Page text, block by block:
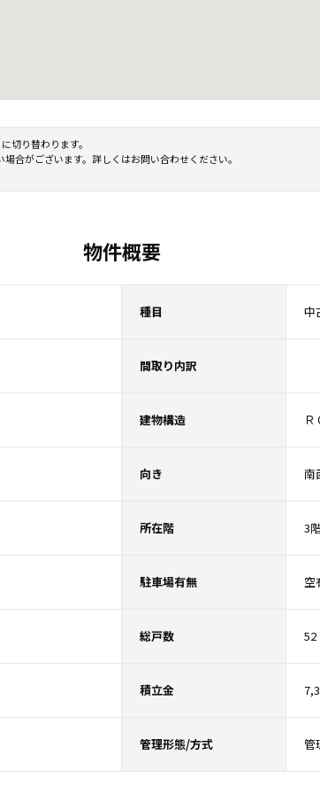
切り替わります。
合がございます。詳しくはお問い合わせください。
物件概要
種目 中
間取り内訳
建物構造 Ｒ
向き 南
所在階 3
駐車場有無 空
総戸数 52
積立金
管理形態/方式 管